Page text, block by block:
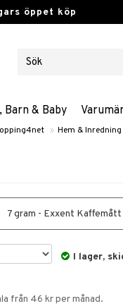
öppet köp
Barn & Baby
» Hem & Inredning
7 gram - Exxent Kaffemått
I lager,
från 46 kr per månad.